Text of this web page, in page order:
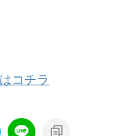
コチラ